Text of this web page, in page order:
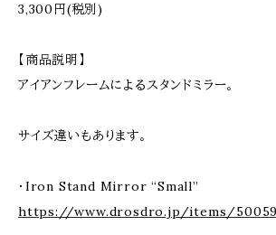
3,300円(税別)
【商品説明】
アイアンフレームによるスタンドミラー。
サイズ違いもあります。
・Iron Stand Mirror “Small”
https://www.drosdro.jp/items/